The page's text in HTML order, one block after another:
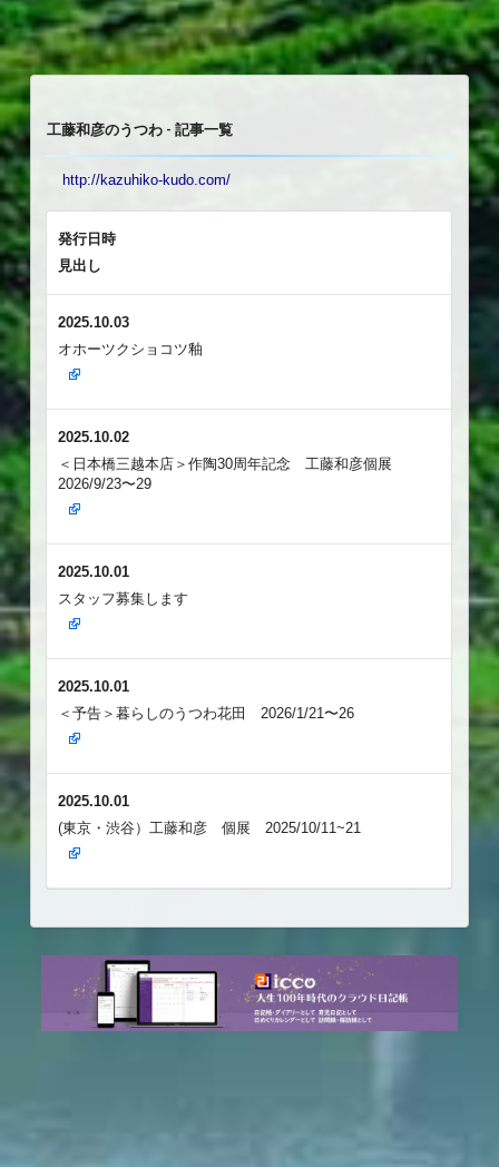
工藤和彦のうつわ - 記事一覧
http://kazuhiko-kudo.com/
発行日時
見出し
2025.10.03
オホーツクショコツ釉
2025.10.02
＜日本橋三越本店＞作陶30周年記念 工藤和彦個展
2026/9/23〜29
2025.10.01
スタッフ募集します
2025.10.01
＜予告＞暮らしのうつわ花田 2026/1/21〜26
2025.10.01
(東京・渋谷）工藤和彦 個展 2025/10/11~21